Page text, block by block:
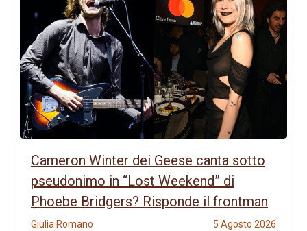
Cameron Winter dei Geese canta sotto
pseudonimo in “Lost Weekend” di
Phoebe Bridgers? Risponde il frontman
Giulia Romano 5 Agosto 2026